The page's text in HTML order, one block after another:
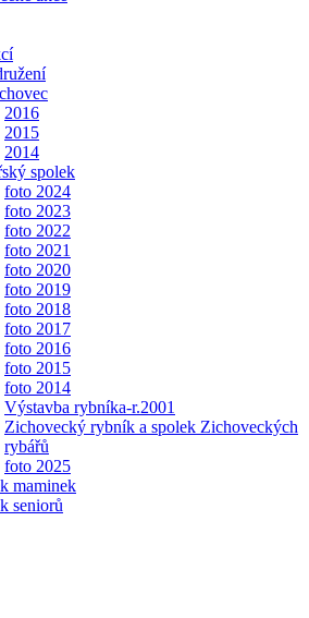
2016
2015
2014
spolek
foto 2024
foto 2023
foto 2022
foto 2021
foto 2020
foto 2019
foto 2018
foto 2017
foto 2016
foto 2015
foto 2014
Výstavba rybníka-r.2001
Zichovecký rybník a spolek Zichoveckých
rybářů
foto 2025
maminek
seniorů